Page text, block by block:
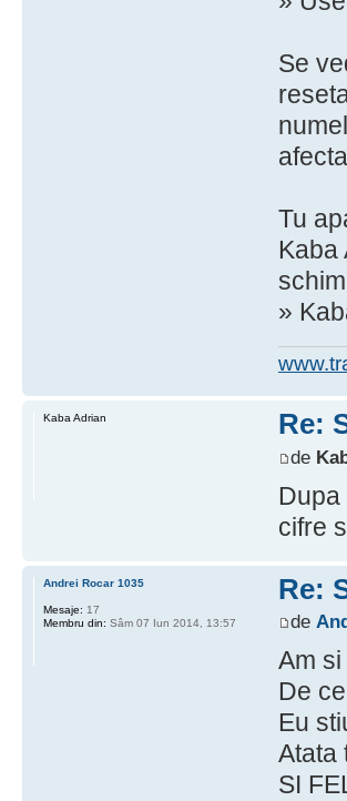
Se
Tu
Kaba
»
Re:
de
cifre
Kaba Adrian
Re:
de
Am
De
Eu
Atata
SI
Andrei Rocar 1035
Mesaje: 17
Membru din: Sâm 07 Iun 2014, 13:57